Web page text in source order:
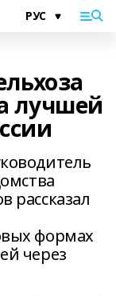
лучшей
рассказал
формах
через